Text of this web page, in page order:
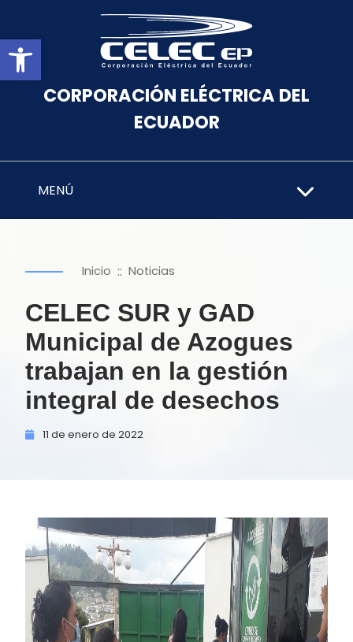
Abrir barra de herramientas
CORPORACIÓN ELÉCTRICA DEL
ECUADOR
MENÚ
Inicio :: Noticias
CELEC SUR y GAD
Municipal de Azogues
trabajan en la gestión
integral de desechos
11 de enero de 2022